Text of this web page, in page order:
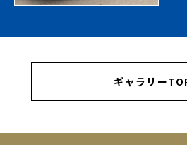
ギャラリー